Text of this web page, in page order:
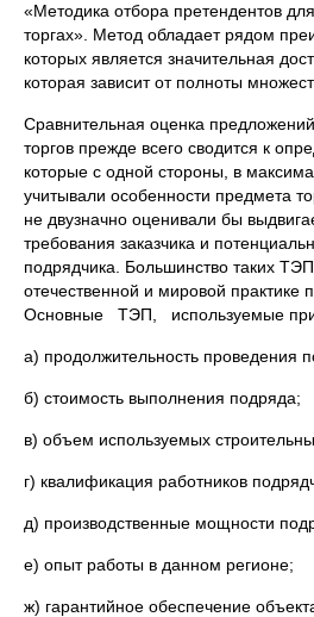
«Методика отбора претендентов
торгах». Метод обладает рядом
которых является значительная
которая зависит от полноты
Сравнительная оценка
торгов прежде всего сводится к
которые с одной стороны, в
учитывали особенности предмета
не двузначно оценивали бы
требования заказчика и
подрядчика. Большинство таких
отечественной и мировой практике
Основные ТЭП, используемые при
а) продолжительность проведения
б) стоимость выполнения подряда;
в) объем используемых
г) квалификация работников
д) производственные мощности
е) опыт работы в данном регионе;
ж) гарантийное обеспечение